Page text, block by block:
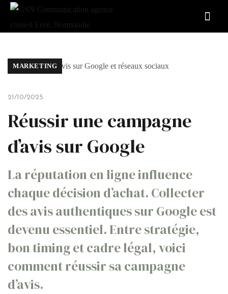
MARKETING
21/10/2025
Réussir une campagne
d’avis sur Google
La réputation en ligne influence
chaque décision d’achat. Collecter
des avis authentiques sur Google est
devenu essentiel. Entre stratégie,
bon timing et cadre légal, voici
comment réussir sa campagne
d’avis.